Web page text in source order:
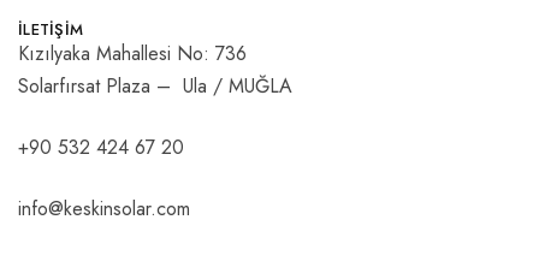
İLETİŞİM
Kızılyaka Mahallesi No: 736
Solarfırsat Plaza – Ula / MUĞLA
+90 532 424 67 20
info@keskinsolar.com